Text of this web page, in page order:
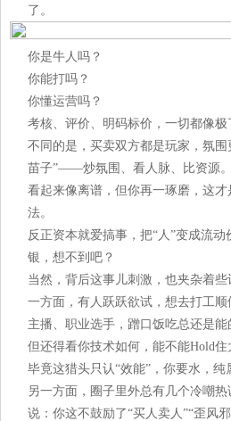
了。
你是牛人吗？
你能打吗？
你懂运营吗？
考核、评价、明码标价，一切都像极
不同的是，买卖双方都是玩家，氛
苗子”——炒氛围、看人脉、比资源。
看起来像离谱，但你再一琢磨，这
法。
反正资本就爱搞事，把“人”变成流
银，想不到吧？
当然，背后这事儿刺激，也夹杂着些
一方面，有人跃跃欲试，想去打工
主播、职业选手，蹭口饭吃总还是能
但还得看你技术如何，能不能Hold住
毕竟这猎头只认“效能”，你要水，纯
另一方面，圈子里外总有几个冷嘲
说：你这不鼓励了“买人卖人”“歪风